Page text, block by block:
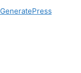
GeneratePress